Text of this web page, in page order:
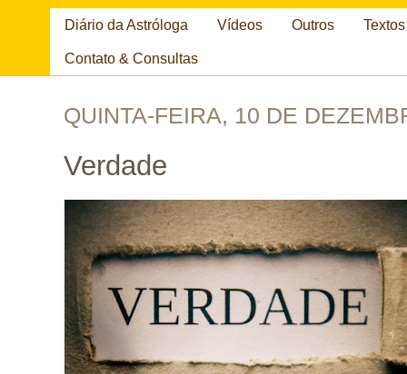
Diário da Astróloga Vídeos Outros
Contato & Consultas
QUINTA-FEIRA, 10 DE
Verdade